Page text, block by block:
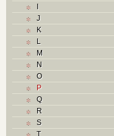
I
J
K
L
M
N
O
P
Q
R
S
T